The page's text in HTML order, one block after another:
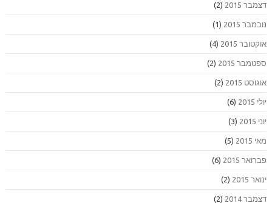
דצמבר 2015 (2)
נובמבר 2015 (1)
אוקטובר 2015 (4)
ספטמבר 2015 (2)
אוגוסט 2015 (2)
יולי 2015 (6)
יוני 2015 (3)
מאי 2015 (5)
פברואר 2015 (6)
ינואר 2015 (2)
דצמבר 2014 (2)